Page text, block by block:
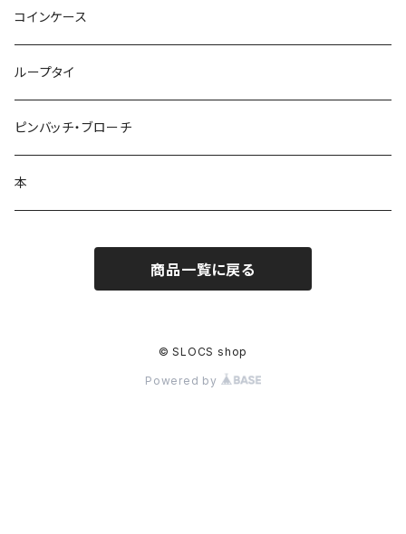
コインケース
ループタイ
ピンバッチ・ブローチ
本
商品一覧に戻る
© SLOCS shop
Powered by